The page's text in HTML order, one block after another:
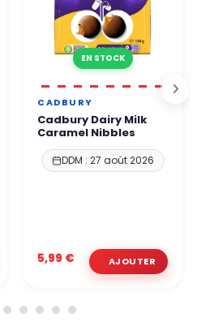
EN STOCK
CADBURY
Cadbury Dairy Milk
Caramel Nibbles
DDM : 27 août 2026
5,99 €